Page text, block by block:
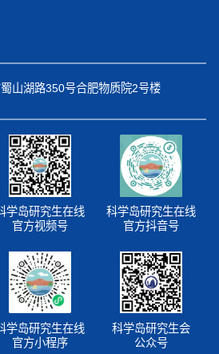
山湖路350号合肥物质院2号楼
学岛研究生在线
官方视频号
科学岛研究生在线
官方抖音号
学岛研究生在线
官方小程序
科学岛研究生会
公众号